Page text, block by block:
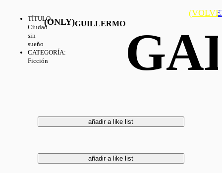
TÍTULO:
Ciudad
sin
sueño
CATEGORÍA:
Ficción
(ONLY)GUILLERMO
añadir a like list
añadir a like list